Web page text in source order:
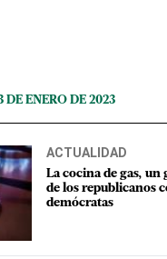
DE ENERO DE 2023
ACTUALIDAD
La cocina de gas,
de los republicanos
demócratas